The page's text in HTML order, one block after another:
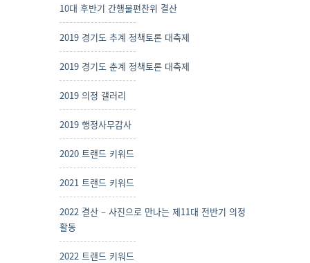
10대 후반기 간행물편찬위 결산
2019 경기도 추계 정책토론 대축제
2019 경기도 춘계 정책토론 대축제
2019 의정 갤러리
2019 행정사무감사
2020 트랜드 키워드
2021 트랜드 키워드
2022 결산 – 사진으로 만나는 제11대 전반기 의정
활동
2022 트랜드 키워드